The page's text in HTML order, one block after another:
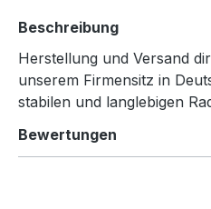
Beschreibung
Herstellung und Versand
unserem Firmensitz in
stabilen und langlebigen
Bewertungen